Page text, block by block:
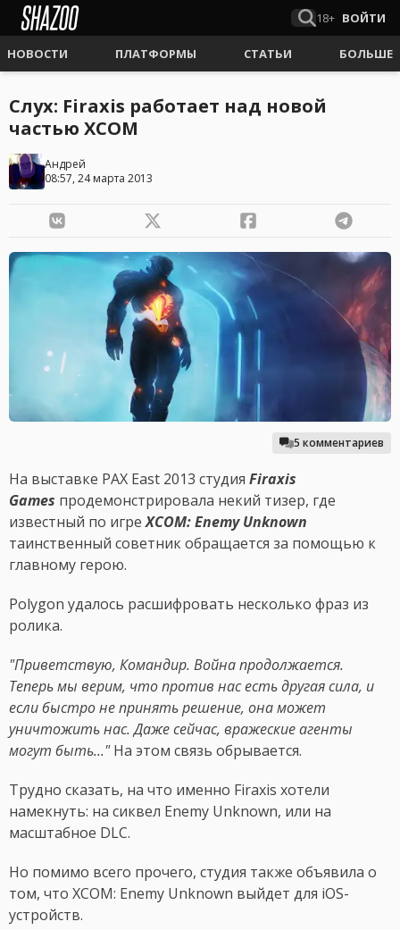
18+ ВОЙТИ
НОВОСТИ ПЛАТФОРМЫ СТАТЬИ БОЛЬШЕ
Слух: Firaxis работает над новой
частью XCOM
Андрей
08:57, 24 марта 2013
5 комментариев
На выставке PAX East 2013 студия Firaxis
Games продемонстрировала некий тизер, где
известный по игреXCOM: Enemy Unknown
таинственный советник обращается за помощью к
главному герою.
Polygon удалось расшифровать несколько фраз из
ролика.
"Приветствую, Командир. Война продолжается.
Теперь мы верим, что против нас есть другая сила, и
если быстро не принять решение, она может
уничтожить нас. Даже сейчас, вражеские агенты
могут быть..."На этом связь обрывается.
Трудно сказать, на что именно Firaxis хотели
намекнуть: на сиквел Enemy Unknown, или на
масштабное DLC.
Но помимо всего прочего, студия также объявила о
том, что XCOM: Enemy Unknown выйдет для iOS-
устройств.